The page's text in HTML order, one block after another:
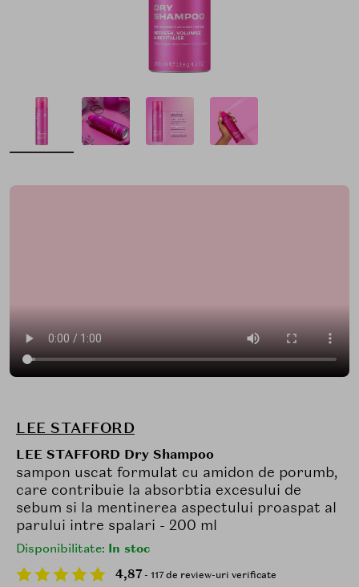
LEE STAFFORD
LEE STAFFORD Dry Shampoo
sampon uscat formulat cu amidon de porumb,
care contribuie la absorbtia excesului de
sebum si la mentinerea aspectului proaspat al
parului intre spalari - 200 ml
Disponibilitate: In stoc
4,87- 117 de review-uri verificate